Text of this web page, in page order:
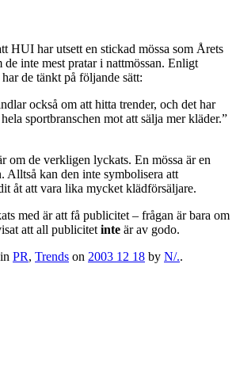
HUI har utsett en stickad mössa som Årets
inte mest pratar i nattmössan. Enligt
de tänkt på följande sätt:
också om att hitta trender, och det har
sportbranschen mot att sälja mer kläder.”
om de verkligen lyckats. En mössa är en
Alltså kan den inte symbolisera att
åt att vara lika mycket klädförsäljare.
med är att få publicitet – frågan är bara om
att all publicitet inte är av godo.
PR, Trends on 2003 12 18 by N/..